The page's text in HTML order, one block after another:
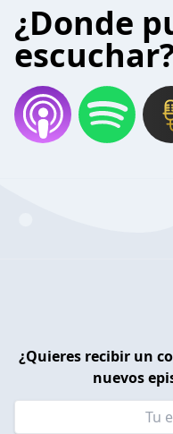
¿Donde
¿Quieres recibir un
nuevos